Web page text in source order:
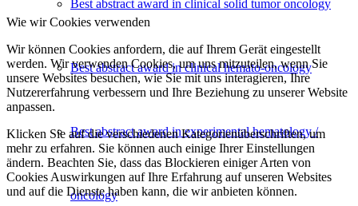
Best abstract award in clinical solid tumor oncology
Best abstract award in clinical hemato-oncology
Best abstract award in experimental hematology /
oncology
Wie wir Cookies verwenden
Wir können Cookies anfordern, die auf Ihrem Gerät eingestellt
werden. Wir verwenden Cookies, um uns mitzuteilen, wenn Sie
unsere Websites besuchen, wie Sie mit uns interagieren, Ihre
Nutzererfahrung verbessern und Ihre Beziehung zu unserer Website
anpassen.
Klicken Sie auf die verschiedenen Kategorienüberschriften, um
mehr zu erfahren. Sie können auch einige Ihrer Einstellungen
ändern. Beachten Sie, dass das Blockieren einiger Arten von
Cookies Auswirkungen auf Ihre Erfahrung auf unseren Websites
und auf die Dienste haben kann, die wir anbieten können.